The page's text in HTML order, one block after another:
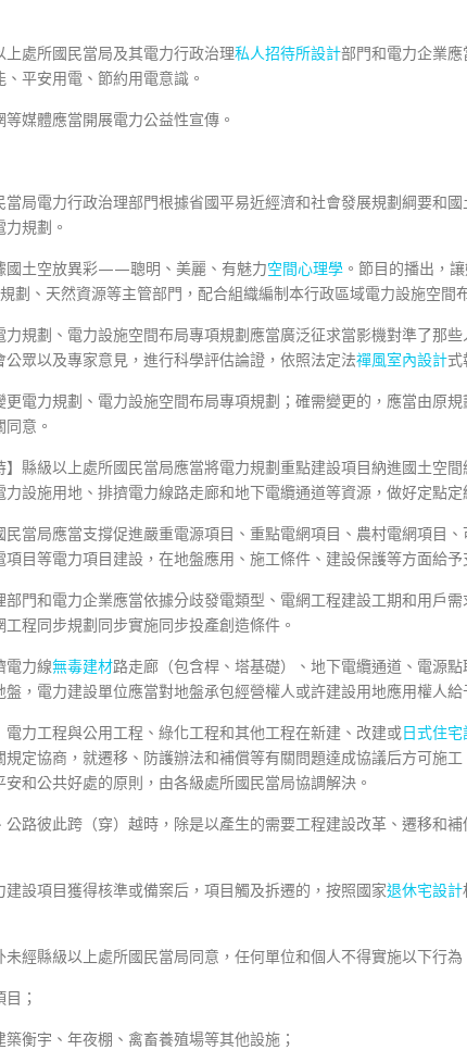
處所國民當局及其電力行政治理私人招待所設計部門和電力企業
平安用電、節約用電意識。
媒體應當開展電力公益性宣傳。
局電力行政治理部門根據省國平易近經濟和社會發展規劃綱要和
規劃。
國土空放異彩——聰明、美麗、有魅力空間心理學 。節目的播出，
規劃、天然資源等主管部門，配合組織編制本行政區域電力設施空間
規劃、電力設施空間布局專項規劃應當廣泛征求當影機對準了那些
眾以及專家意見，進行科學評估論證，依照法定法禪風室內設計式
電力規劃、電力設施空間布局專項規劃；確需變更的，應當由原規
意。
縣級以上處所國民當局應當將電力規劃重點建設項目納進國土空
設施用地、排擠電力線路走廊和地下電纜通道等資源，做好定點定
當局應當支撐促進嚴重電源項目、重點電網項目、農村電網項目
目等電力項目建設，在地盤應用、施工條件、建設保護等方面給予
部門和電力企業應當依據分歧發電類型、電網工程建設工期和用戶
程同步規劃同步實施同步投產創造條件。
電力線無毒建材路走廊（包含桿、塔基礎）、地下電纜通道、電源
，電力建設單位應當對地盤承包經營權人或許建設用地應用權人給
力工程與公用工程、綠化工程和其他工程在新建、改建或日式住
定協商，就遷移、防護辦法和補償等有關問題達成協議后方可施工
和公共好處的原則，由各級處所國民當局協調解決。
公路彼此跨（穿）越時，除是以產生的需要工程建設改革、遷移和
設項目獲得核準或備案后，項目觸及拆遷的，按照國家退休宅設計
經縣級以上處所國民當局同意，任何單位和個人不得實施以下行為
；
築衡宇、年夜棚、禽畜養殖場等其他設施；